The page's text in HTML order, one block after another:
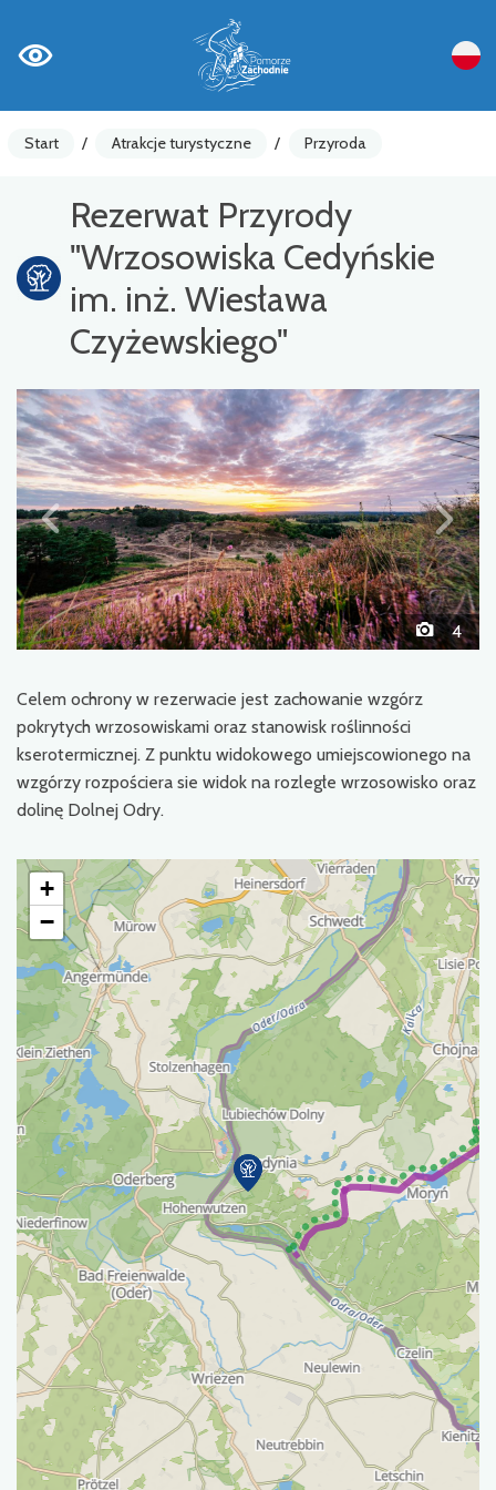
Start / Atrakcje turystyczne / Przyroda
Rezerwat Przyrody
"Wrzosowiska Cedyńskie
im. inż. Wiesława
Czyżewskiego"
4
Celem ochrony w rezerwacie jest zachowanie wzgórz
pokrytych wrzosowiskami oraz stanowisk roślinności
kserotermicznej. Z punktu widokowego umiejscowionego na
wzgórzy rozpościera sie widok na rozległe wrzosowisko oraz
dolinę Dolnej Odry.
+
−